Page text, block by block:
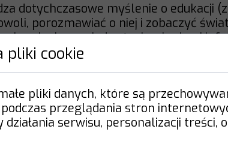
dotychczasowe myślenie o edukacji
porozmawiać o niej i zobaczyć
relacje pomiędzy technologiami
procesów uczenia się. W
takie jak witualna rzeczywistość
(MR). Zaproponowana
Mariusz Kąolewicz. To ona
szkolnictwa w nowe podejścia. Czy
uczących się. Książka ta będzie
się i możliwościami jego zmiany.
pliki cookie
pliki danych, które są
przeglądania stron
działania serwisu, personalizacji treści,